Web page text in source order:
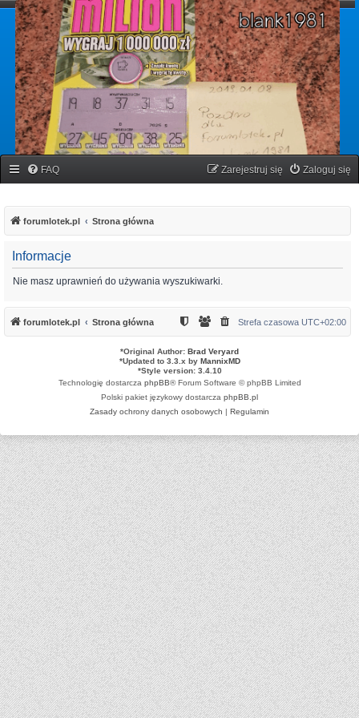
forumlotek.pl
Forum gier liczbowych
FAQ Zaloguj się
Zarejestruj się
forumlotek.pl Strona główna
Informacje
Nie masz uprawnień do używania wyszukiwarki.
forumlotek.pl Strona główna Strefa czasowa UTC+02:00
*Original Author: Brad Veryard
*Updated to 3.3.x by MannixMD
*Style version: 3.4.10
Technologię dostarcza phpBB® Forum Software © phpBB Limited
Polski pakiet językowy dostarcza phpBB.pl
Zasady ochrony danych osobowych | Regulamin